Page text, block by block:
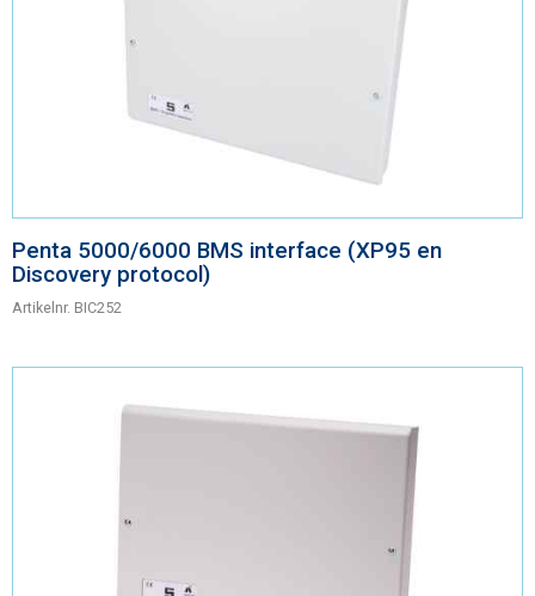
Penta 5000/6000 BMS interface (XP95 en
Discovery protocol)
Artikelnr. BIC252